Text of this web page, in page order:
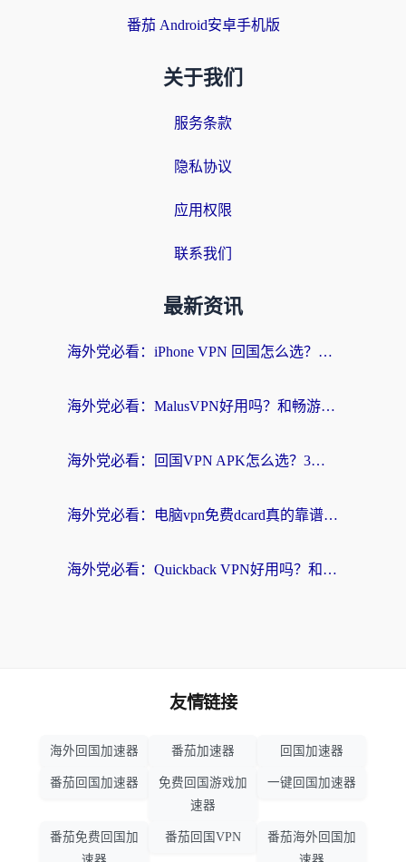
番茄 Android安卓手机版
关于我们
服务条款
隐私协议
应用权限
联系我们
最新资讯
海外党必看：iPhone VPN 回国怎么选？一篇搞定无缝访问国内资源
海外党必看：MalusVPN好用吗？和畅游VPN对比哪个回国效果更好？附穿梭飞鱼神龟真实体验
海外党必看：回国VPN APK怎么选？3步教你无缝刷国内剧玩国服
海外党必看：电脑vpn免费dcard真的靠谱吗？教你选对回国加速器无缝访问国内资源
海外党必看：Quickback VPN好用吗？和小黑牛VPN对比哪个回国效果更好？附真实体验+避坑指南
友情链接
海外回国加速器 番茄加速器 回国加速器
番茄回国加速器
免费回国游戏加
速器
一键回国加速器
番茄免费回国加
番茄回国VPN
番茄海外回国加